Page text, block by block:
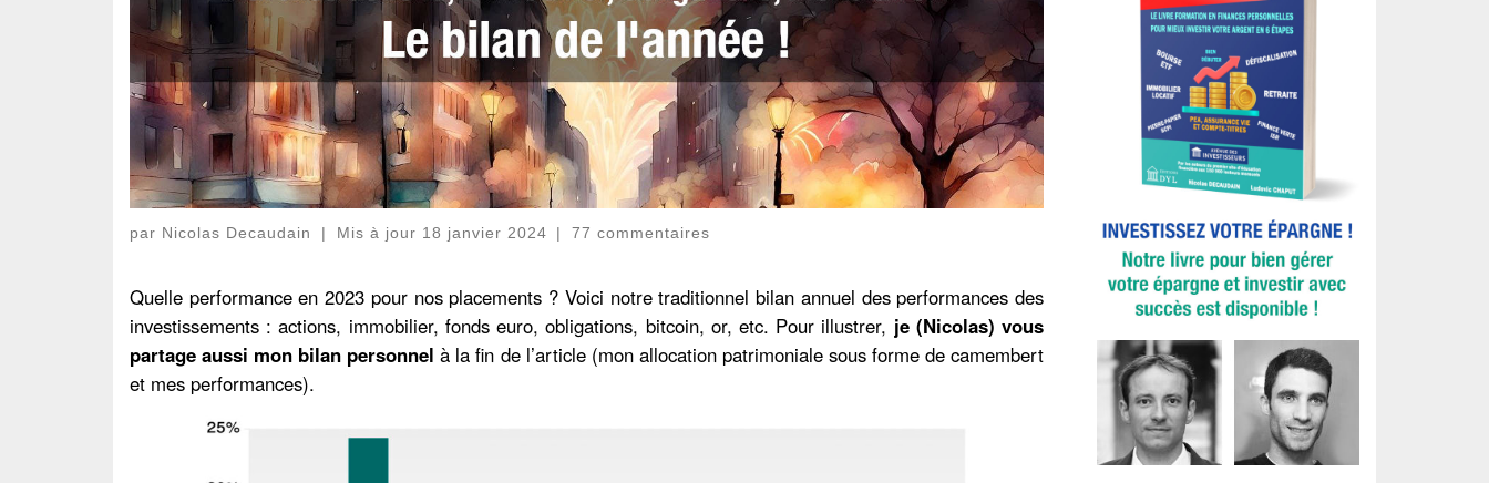
par Nicolas Decaudain | Mis à jour 18 janvier 2024 | 77 commentaires
Quelle performance en 2023 pour nos placements ? Voici notre traditionnel bilan annuel des performances des
investissements : actions, immobilier, fonds euro, obligations, bitcoin, or, etc. Pour illustrer, je (Nicolas) vous
partage aussi mon bilan personnel à la fin de l’article (mon allocation patrimoniale sous forme de camembert
et mes performances).